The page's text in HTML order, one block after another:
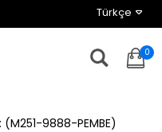
0
(M251-9888-PEMBE)
Türkçe